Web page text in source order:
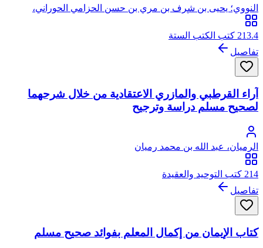
النووي؛ يحيى بن شرف بن مري بن حسن الحزامي الحوراني،
النووي، الشافعي، أبو زكريا، محيي الدين
213.4 كتب الكتب الستة
تفاصيل
آراء القرطبي والمازري الاعتقادية من خلال شرحهما
لصحيح مسلم دراسة وترجيح
الرميان، عبد الله بن محمد رميان
214 كتب التوحيد والعقيدة
تفاصيل
كتاب الإيمان من إكمال المعلم بفوائد صحيح مسلم